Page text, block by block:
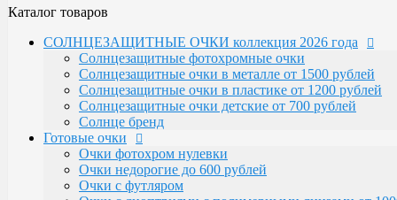
Готовые очки
Очки фотохром нулевки
Очки недорогие до 600 рублей
Очки с футляром
Очки с диоптриями с полимерными линзами от
Очки в пластиковой оправе от 1000 рублей
Очки в металлической оправе от 1200 до 1500
Очки с тонированными и ф/х линзами в
Очки с тонированными и фотохромными
Очки-лупа
Очки Elife
Очки с диоптриями со стеклянными линзами
Каталог товаров
СОЛНЦЕЗАЩИТНЫЕ ОЧКИ коллекция 2026 года
Солнцезащитные фотохромные очки
Солнцезащитные очки в металле от 1500 рублей
Солнцезащитные очки в пластике от 1200 рублей
Солнцезащитные очки детские от 700 рублей
Солнце бренд
Готовые очки
Очки фотохром нулевки
Очки недорогие до 600 рублей
Очки с футляром